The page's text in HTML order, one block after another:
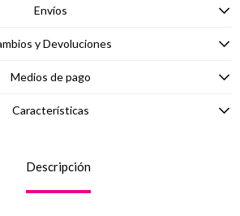
Envíos
y Devoluciones
Medios de pago
Características
Descripción